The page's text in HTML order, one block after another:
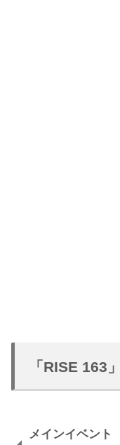
「RISE 163
メインイベン